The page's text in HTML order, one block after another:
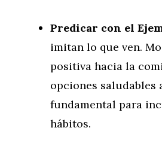
Predicar con el
imitan lo que ven.
positiva hacia la
opciones saludables
fundamental para
hábitos.